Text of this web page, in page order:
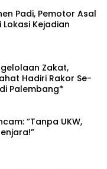
Padi, Pemotor Asal
Kejadian
Zakat,
Hadiri Rakor Se-
Palembang*
“Tanpa UKW,